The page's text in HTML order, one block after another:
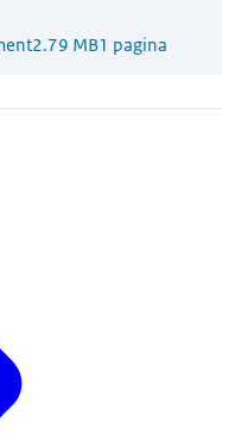
2.79 MB1 pagina